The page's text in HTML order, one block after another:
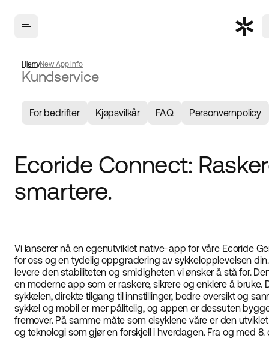
Hjem New App Info
Kundservice
For bedrifter Kjøpsvilkår FAQ Personvernpolicy
Ecoride Connect:
smartere.
Vi lanserer nå en egenutviklet native-app for våre Ecoride
for oss og en tydelig oppgradering av sykkelopplevelsen
levere den stabiliteten og smidigheten vi ønsker å stå for.
en moderne app som er raskere, sikrere og enklere å bruke.
sykkelen, direkte tilgang til innstillinger, bedre oversikt og
sykkel og mobil er mer pålitelig, og appen er dessuten
fremover. På samme måte som elsyklene våre er den
og teknologi som gjør en forskjell i hverdagen. Fra og med